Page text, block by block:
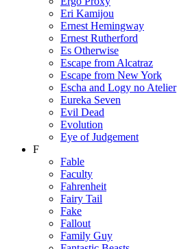
Eri Kamijou
Ernest Hemingway
Ernest Rutherford
Es Otherwise
Escape from Alcatraz
Escape from New York
Escha and Logy no Atelier
Eureka Seven
Evil Dead
Evolution
Eye of Judgement
F
Fable
Faculty
Fahrenheit
Fairy Tail
Fake
Fallout
Family Guy